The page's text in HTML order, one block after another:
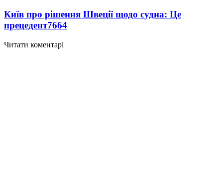
Київ про рішення Швеції щодо судна: Це
прецедент7664
Читати коментарі